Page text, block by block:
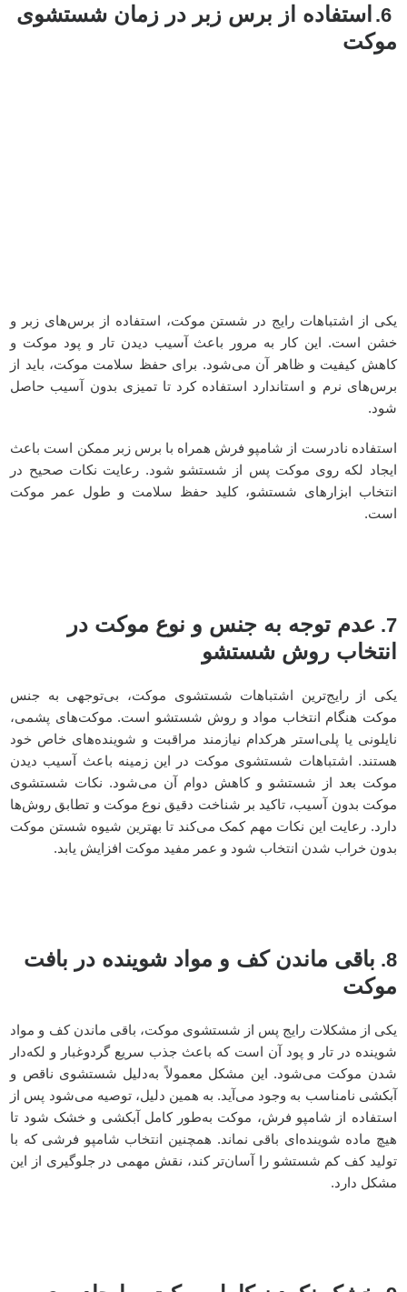
6.
استفاده از برس زبر در زمان شستشوی
موکت
یکی از اشتباهات رایج در شستن موکت، استفاده از برس‌های زبر و
خشن است. این کار به مرور باعث آسیب دیدن تار و پود موکت و
کاهش کیفیت و ظاهر آن می‌شود. برای حفظ سلامت موکت، باید از
برس‌های نرم و استاندارد استفاده کرد تا تمیزی بدون آسیب حاصل
شود.
استفاده نادرست از شامپو فرش همراه با برس زبر ممکن است باعث
ایجاد لکه روی موکت پس از شستشو شود. رعایت نکات صحیح در
انتخاب ابزارهای شستشو، کلید حفظ سلامت و طول عمر موکت
است.
7. عدم توجه به جنس و نوع موکت در
انتخاب روش شستشو
یکی از رایج‌ترین اشتباهات شستشوی موکت، بی‌توجهی به جنس
موکت هنگام انتخاب مواد و روش شستشو است. موکت‌های پشمی،
نایلونی یا پلی‌استر هرکدام نیازمند مراقبت و شوینده‌های خاص خود
هستند. اشتباهات شستشوی موکت در این زمینه باعث آسیب دیدن
موکت بعد از شستشو و کاهش دوام آن می‌شود. نکات شستشوی
موکت بدون آسیب، تاکید بر شناخت دقیق نوع موکت و تطابق روش‌ها
دارد. رعایت این نکات مهم کمک می‌کند تا بهترین شیوه شستن موکت
بدون خراب شدن انتخاب شود و عمر مفید موکت افزایش یابد.
8. باقی ماندن کف و مواد شوینده در بافت
موکت
یکی از مشکلات رایج پس از شستشوی موکت، باقی ماندن کف و مواد
شوینده در تار و پود آن است که باعث جذب سریع گردوغبار و لکه‌دار
شدن موکت می‌شود. این مشکل معمولاً به‌دلیل شستشوی ناقص و
آبکشی نامناسب به وجود می‌آید. به همین دلیل، توصیه می‌شود پس از
استفاده از شامپو فرش، موکت به‌طور کامل آبکشی و خشک شود تا
هیچ ماده شوینده‌ای باقی نماند. همچنین انتخاب شامپو فرشی که با
تولید کف کم شستشو را آسان‌تر کند، نقش مهمی در جلوگیری از این
مشکل دارد.